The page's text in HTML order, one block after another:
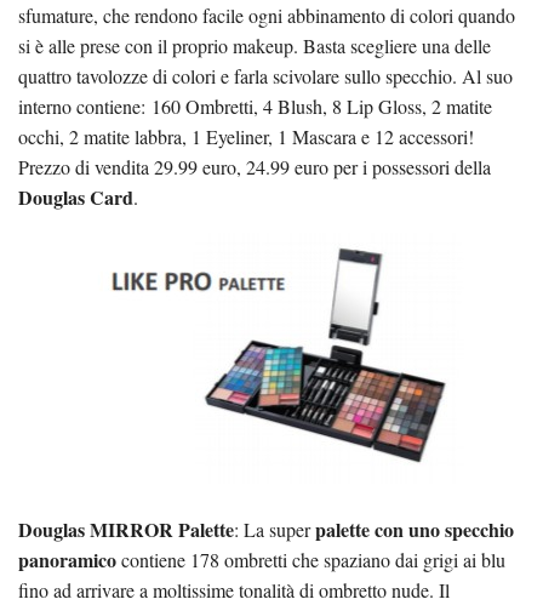
sfumature, che rendono facile ogni abbinamento di colori quando
si è alle prese con il proprio makeup. Basta scegliere una delle
quattro tavolozze di colori e farla scivolare sullo specchio. Al suo
interno contiene: 160 Ombretti, 4 Blush, 8 Lip Gloss, 2 matite
occhi, 2 matite labbra, 1 Eyeliner, 1 Mascara e 12 accessori!
Prezzo di vendita 29.99 euro, 24.99 euro per i possessori della
Douglas Card.
Douglas MIRROR Palette: La superpalette con uno specchio
panoramicocontiene 178 ombretti che spaziano dai grigi ai blu
fino ad arrivare a moltissime tonalità di ombretto nude. Il